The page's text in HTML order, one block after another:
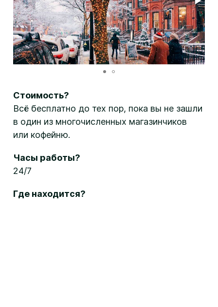
Стоимость?
Всё бесплатно до тех пор, пока вы не зашли
в один из многочисленных магазинчиков
или кофейню.
Часы работы?
24/7
Где находится?